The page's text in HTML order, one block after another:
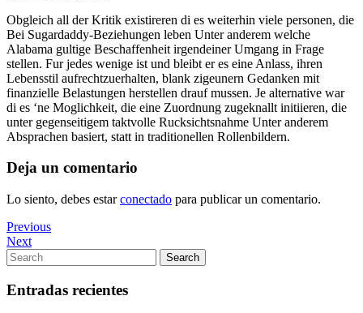
Obgleich all der Kritik existireren di es weiterhin viele personen, die
Bei Sugardaddy-Beziehungen leben Unter anderem welche
Alabama gultige Beschaffenheit irgendeiner Umgang in Frage
stellen. Fur jedes wenige ist und bleibt er es eine Anlass, ihren
Lebensstil aufrechtzuerhalten, blank zigeunern Gedanken mit
finanzielle Belastungen herstellen drauf mussen. Je alternative war
di es ‘ne Moglichkeit, die eine Zuordnung zugeknallt initiieren, die
unter gegenseitigem taktvolle Rucksichtsnahme Unter anderem
Absprachen basiert, statt in traditionellen Rollenbildern.
Deja un comentario
Lo siento, debes estarconectado para publicar un comentario.
Navegación
de
entradas
Previous
Post
Previous
Next
Post
Next
Search
for:
Search
Entradas recientes